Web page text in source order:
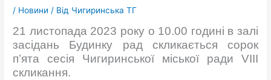
/ Новини / Від Чигиринська ТГ
21 листопада 2023 року о 10.00 годині в залі
засідань Будинку рад скликається сорок
п’ята сесія Чигиринської міської ради VIІІ
скликання.